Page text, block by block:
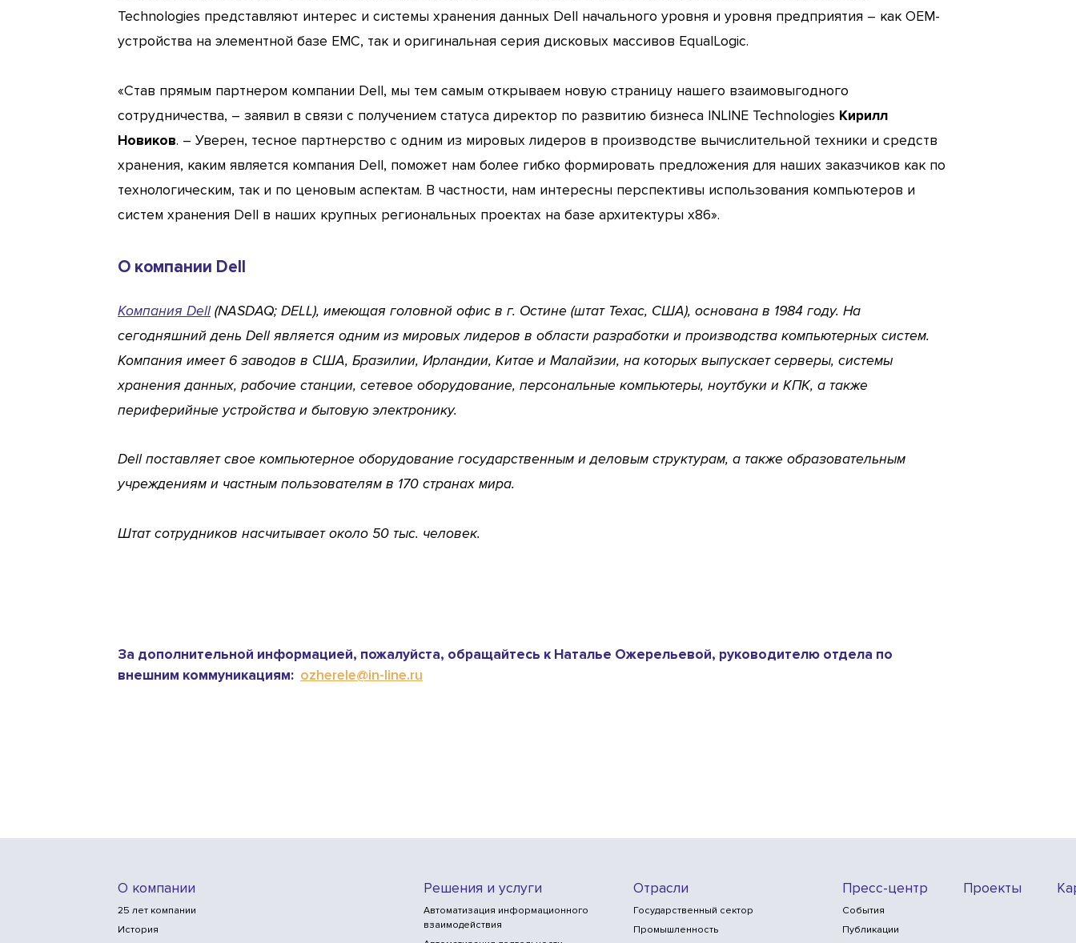
Technologies представляют интерес и системы хранения данных Dell начального уровня и уровня предприятия – как OEM-
устройства на элементной базе EMC, так и оригинальная серия дисковых массивов EqualLogic.
«Став прямым партнером компании Dell, мы тем самым открываем новую страницу нашего взаимовыгодного
сотрудничества, – заявил в связи с получением статуса директор по развитию бизнеса INLINE Technologies Кирилл
Новиков. – Уверен, тесное партнерство с одним из мировых лидеров в производстве вычислительной техники и средств
хранения, каким является компания Dell, поможет нам более гибко формировать предложения для наших заказчиков как по
технологическим, так и по ценовым аспектам. В частности, нам интересны перспективы использования компьютеров и
систем хранения Dell в наших крупных региональных проектах на базе архитектуры x86».
О компании Dell
Компания Dell(NASDAQ; DELL), имеющая головной офис в г. Остине (штат Техас, США), основана в 1984 году. На
сегодняшний день Dell является одним из мировых лидеров в области разработки и производства компьютерных систем.
Компания имеет 6 заводов в США, Бразилии, Ирландии, Китае и Малайзии, на которых выпускает серверы, системы
хранения данных, рабочие станции, сетевое оборудование, персональные компьютеры, ноутбуки и КПК, а также
периферийные устройства и бытовую электронику.
Dell поставляет свое компьютерное оборудование государственным и деловым структурам, а также образовательным
учреждениям и частным пользователям в 170 странах мира.
Штат сотрудников насчитывает около 50 тыс. человек.
За дополнительной информацией, пожалуйста, обращайтесь к Наталье Ожерельевой, руководителю отдела по
внешним коммуникациям: ozherele@in-line.ru
О компании
25 лет компании
История
Решения и услуги
Автоматизация информационного
взаимодействия
Отрасли
Государственный сектор
Промышленность
Пресс-центр
События
Публикации
Проекты